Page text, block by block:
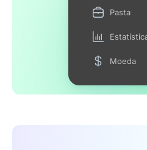
Pasta
Moeda